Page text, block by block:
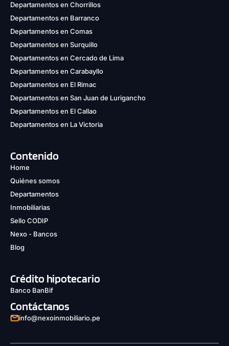
Departamentos en Chorrillos
Departamentos en Barranco
Departamentos en Comas
Departamentos en Surquillo
Departamentos en Cercado de Lima
Departamentos en Carabayllo
Departamentos en El Rimac
Departamentos en San Juan de Lurigancho
Departamentos en El Callao
Departamentos en La Victoria
Contenido
Home
Quiénes somos
Departamentos
Inmobiliarias
Sello CODIP
Nexo - Bancos
Blog
Crédito hipotecario
Banco BanBif
Contáctanos
info@nexoinmobiliario.pe